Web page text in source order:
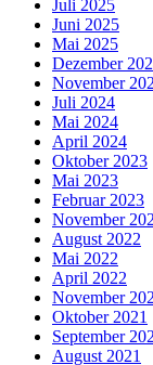
Juli 2025
Juni 2025
Mai 2025
Dezember
November
Juli 2024
Mai 2024
April 2024
Oktober 2023
Mai 2023
Februar 2023
November
August 2022
Mai 2022
April 2022
November
Oktober 2021
September
August 2021